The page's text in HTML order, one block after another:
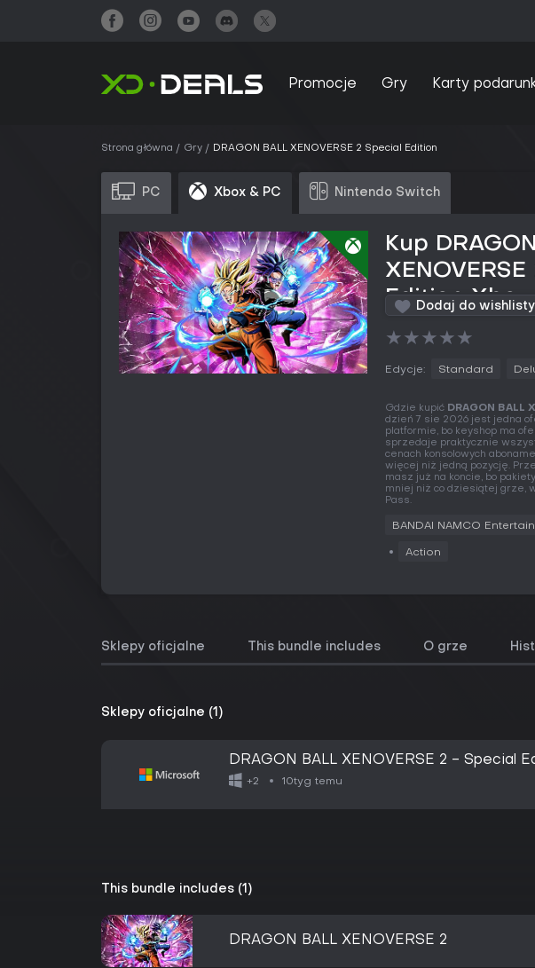
Promocje Gry Karty
Strona główna Gry DRAGON BALL XENOVERSE 2 Special Edition
PC Xbox & PC Nintendo Switch
Kup
Edition Xbox
Dodaj do wishlisty
★★★★★
Edycje: Standard
Gdzie kupić DRAGON BALL
dzień 7 sie 2026 jest jedna
platformie, bo keyshop ma
sprzedaje praktycznie
cenach konsolowych
więcej niż jedną pozycję.
masz już na koncie, bo
mniej niż co dziesiątej grze,
Pass.
BANDAI NAMCO
Action
Sklepy oficjalne This bundle includes O grze
Sklepy oficjalne (1)
DRAGON BALL XENOVERSE 2 - Special
+2 10tyg temu
This bundle includes (1)
DRAGON BALL XENOVERSE 2